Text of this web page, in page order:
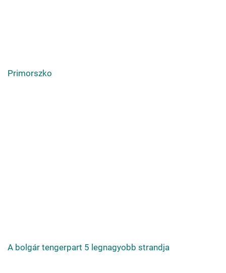
Primorszko
A bolgár tengerpart 5 legnagyobb strandja